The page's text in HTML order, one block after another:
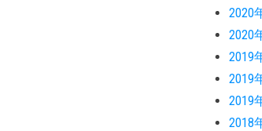
2020
2020
2019
2019
2019
2018